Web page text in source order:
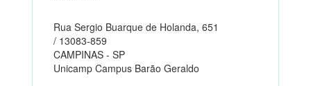
Rua Sergio Buarque de Holanda, 651
/ 13083-859
CAMPINAS - SP
Unicamp Campus Barão Geraldo